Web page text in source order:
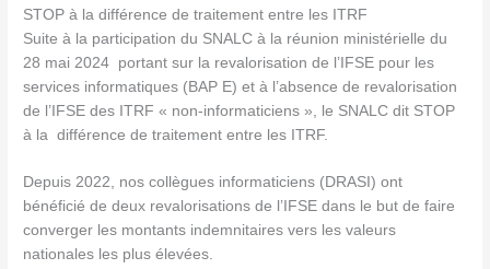
STOP à la différence de traitement entre les ITRF
Suite à la participation du SNALC à la réunion ministérielle du
28 mai 2024 portant sur la revalorisation de l’IFSE pour les
services informatiques (BAP E) et à l’absence de revalorisation
de l’IFSE des ITRF « non-informaticiens », le SNALC dit STOP
à la différence de traitement entre les ITRF.
Depuis 2022, nos collègues informaticiens (DRASI) ont
bénéficié de deux revalorisations de l’IFSE dans le but de faire
converger les montants indemnitaires vers les valeurs
nationales les plus élevées.